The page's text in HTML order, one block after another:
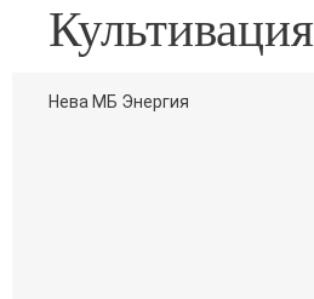
Культивация
Нева МБ Энергия